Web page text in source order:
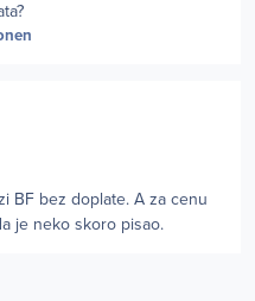
BF bez doplate. A za cenu
je neko skoro pisao.